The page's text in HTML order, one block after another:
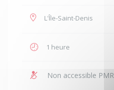
L'Île-Saint-Denis
1 heure
Non accessible PMR